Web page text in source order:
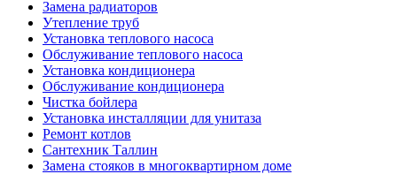
Замена радиаторов
Утепление труб
Установка теплового насоса
Обслуживание теплового насоса
Установка кондиционера
Обслуживание кондиционера
Чистка бойлера
Установка инсталляции для унитаза
Ремонт котлов
Сантехник Таллин
Замена стояков в многоквартирном доме